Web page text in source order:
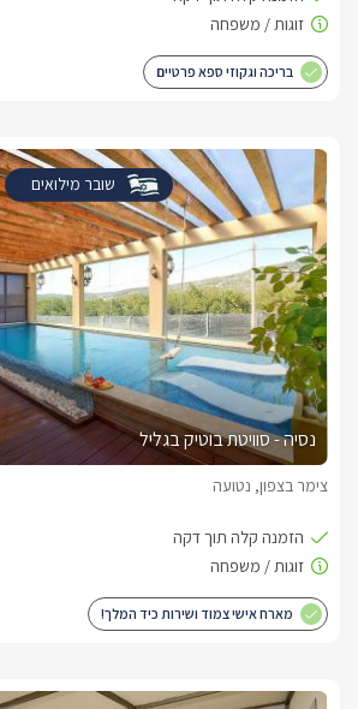
בריכה וגקוזי ספא פרטיים
שובר מילואים
נסיה - סוויטת בוטיק בגליל
צימר בצפון, נטועה
מארח אישי צמוד ושירות כיד המלך!